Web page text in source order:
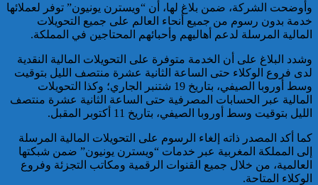
موظف أمن يتقدم بشكاية لدى
الاستئناف بالدار البيضاء على
خلفية ادعاءات وهمية وجرائم
مزعومة نسبها له حساب على
شبكات التواصل الاجتماعي
كاريكاتير
وأوضحت الشركة، ضمن بلاغ لها، أن “ويسترن يونيون” توفر لعملائها
خدمة بدون رسوم من جميع أنحاء العالم على جميع التحويلات
المالية المرسلة لدعم أهاليهم وأحبائهم المحتاجين في المملكة.
وشدد البلاغ على أن الخدمة متوفرة على التحويلات المالية النقدية
لدى فروع الوكلاء حتى الساعة الثانية عشرة منتصف الليل بتوقيت
وسط أوروبا الصيفي، بتاريخ 19 شتنبر الجاري؛ وكذا التحويلات
المالية عبر الحسابات المصرفية حتى الساعة الثانية عشرة منتصف
الليل بتوقيت وسط أوروبا الصيفي، بتاريخ 11 أكتوبر المقبل.
كما أكد المصدر ذاته إلغاء الرسوم على التحويلات المالية المرسلة
إلى المملكة المغربية عبر خدمات “ويسترن يونيون” ضمن شبكتها
العالمية، من خلال جميع القنوات الرقمية ومكاتب التجزئة وفروع
الوكلاء المتاحة.